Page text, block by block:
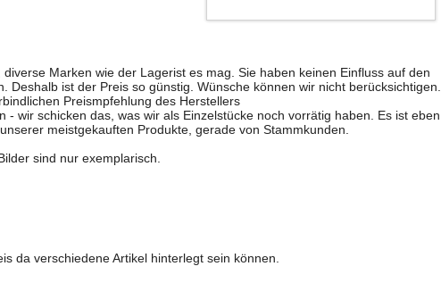
Marken wie der Lagerist es mag. Sie haben keinen Einfluss auf den
Deshalb ist der Preis so günstig. Wünsche können wir nicht berücksichtigen.
Preismpfehlung des Herstellers
- wir schicken das, was wir als Einzelstücke noch vorrätig haben. Es ist eben
meistgekauften Produkte, gerade von Stammkunden.
sind nur exemplarisch.
da verschiedene Artikel hinterlegt sein können.